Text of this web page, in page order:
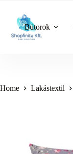
content
Bútorok
Home Lakástextil